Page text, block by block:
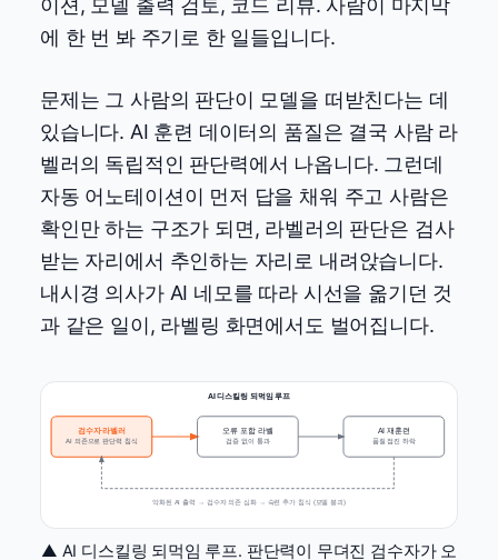
이션, 모델 출력 검토, 코드 리뷰. 사람이 마지막
에 한 번 봐 주기로 한 일들입니다.
문제는 그 사람의 판단이 모델을 떠받친다는 데
있습니다. AI 훈련 데이터의 품질은 결국 사람 라
벨러의 독립적인 판단력에서 나옵니다. 그런데
자동 어노테이션이 먼저 답을 채워 주고 사람은
확인만 하는 구조가 되면, 라벨러의 판단은 검사
받는 자리에서 추인하는 자리로 내려앉습니다.
내시경 의사가 AI 네모를 따라 시선을 옮기던 것
과 같은 일이, 라벨링 화면에서도 벌어집니다.
AI 디스킬링 되먹임 루프
검수자·라벨러
AI 의존으로 판단력 침식
오류 포함 라벨
검증 없이 통과
AI 재훈련
품질 점진 하락
악화된 AI 출력 → 검수자 의존 심화 → 숙련 추가 침식 (모델 붕괴)
▲ AI 디스킬링 되먹임 루프. 판단력이 무뎌진 검수자가 오